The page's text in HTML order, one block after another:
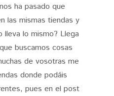
ha pasado que
las mismas tiendas y
lleva lo mismo? Llega
buscamos cosas
de vosotras me
donde podáis
pues en el post